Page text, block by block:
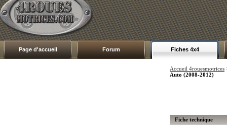
Page d'accueil Forum Fiches 4x4
Accueil 4rouesmotrices
Auto (2008-2012)
Fiche technique